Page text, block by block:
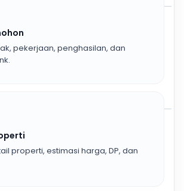
pekerjaan, penghasilan, dan
properti, estimasi harga, DP, dan